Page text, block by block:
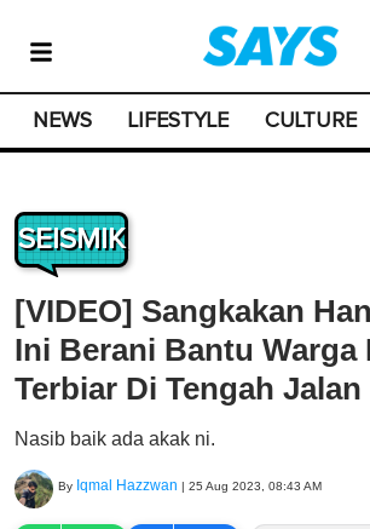
NEWS LIFESTYLE CULTURE
SEISMIK
[VIDEO] Sangkakan
Ini Berani Bantu Warga
Terbiar Di Tengah Jalan
Nasib baik ada akak ni.
By Iqmal Hazzwan | 25 Aug 2023, 08:43 AM